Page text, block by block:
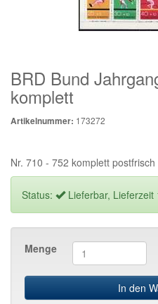
BRD Bund
komplett
Artikelnummer: 173272
Nr. 710 - 752 komplett
Status: Lieferbar, Lieferzeit
Menge
In den